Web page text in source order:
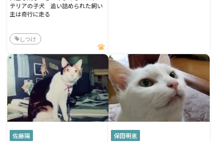
テリアの子犬 追い詰められた飼い
主は奇行に走る
しつけ
佐藤陽
保田明恵